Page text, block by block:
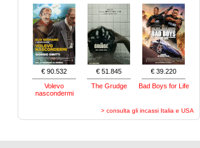
€ 90.532
Volevo
nascondermi
€ 51.845
The Grudge
€ 39.220
Bad Boys for Life
> consulta gli incassi Italia e USA